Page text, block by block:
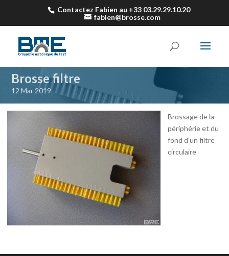
Contactez Fabien au +33 03.29.29.10.20
fabien@brosse.com
Brosse filtre
12 Mar 2019
Brossage de la
périphérie et du
fond d’un filtre
circulaire